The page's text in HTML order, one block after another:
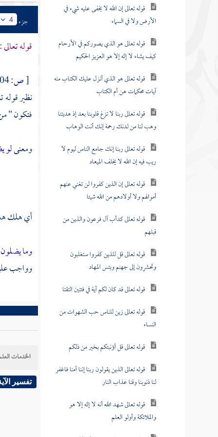
قوله تعالى إن الله لا يخفى عليه شيء في
الأرض ولا في السماء
قوله تعالى هو الذي يصوركم في الأرحام
كيف يشاء لا إله إلا هو العزيز الحكيم
قوله تعالى هو الذي أنزل عليك الكتاب منه
آيات محكمات هن أم الكتاب
قوله تعالى ربنا لا تزغ قلوبنا بعد إذ هديتنا
وهب لنا من لدنك رحمة إنك أنت الوهاب
قوله تعالى ربنا إنك جامع الناس ليوم لا
ريب فيه إن الله لا يخلف الميعاد
قوله تعالى إن الذين كفروا لن تغني عنهم
أموالهم ولا أولادهم من الله شيئا
قوله تعالى كدأب آل فرعون والذين من
قبلهم
قوله تعالى قل للذين كفروا ستغلبون
وتحشرون إلى جهنم وبئس المهاد
قوله تعالى قد كان لكم آية في فئتين التقتا
قوله تعالى زين للناس حب الشهوات من
النساء
قوله تعالى قل أؤنبئكم بخير من ذلكم
قوله تعالى الذين يقولون ربنا إننا آمنا فاغفر
لنا ذنوبنا وقنا عذاب النار
قوله تعالى شهد الله أنه لا إله إلا هو
والملائكة وأولو العلم
جزء 4
قوله تعالى :
[ص:104 ]
نظير قوله
فتكون "
ومعنىلو
أي هلك
وما
وواجب
الخدمات
تفسير